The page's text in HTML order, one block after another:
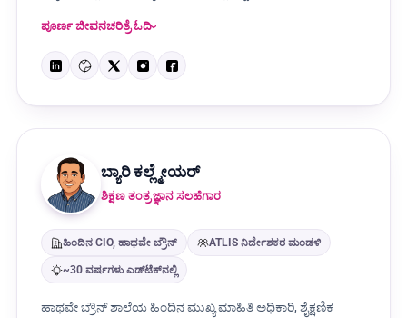
ಪೂರ್ಣ ಜೀವನಚರಿತ್ರೆ ಓದಿ
ಬ್ಯಾರಿ ಕಲ್ಲ್ಮೇಯರ್
ಶಿಕ್ಷಣ ತಂತ್ರಜ್ಞಾನ ಸಲಹೆಗಾರ
ಹಿಂದಿನ CIO, ಹಾಥವೇ ಬ್ರೌನ್ ATLIS ನಿರ್ದೇಶಕರ ಮಂಡಳಿ
~30 ವರ್ಷಗಳು ಎಡ್‌ಟೆಕ್‌ನಲ್ಲಿ
ಹಾಥವೇ ಬ್ರೌನ್ ಶಾಲೆಯ ಹಿಂದಿನ ಮುಖ್ಯ ಮಾಹಿತಿ ಅಧಿಕಾರಿ, ಶೈಕ್ಷಣಿಕ